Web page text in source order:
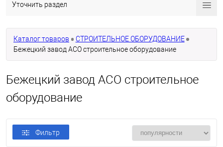
Уточнить раздел
Каталог товаров
СТРОИТЕЛЬНОЕ ОБОРУДОВАНИЕ
Бежецкий завод АСО строительное оборудование
Бежецкий завод АСО строительное
оборудование
Фильтр